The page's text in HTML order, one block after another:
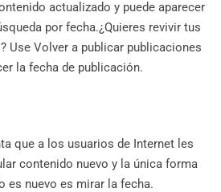
actualizado y puede aparecer
por fecha.¿Quieres revivir tus
Use Volver a publicar publicaciones
la fecha de publicación.
que a los usuarios de Internet les
contenido nuevo y la única forma
es nuevo es mirar la fecha.